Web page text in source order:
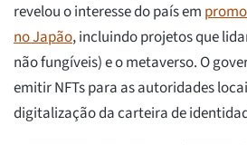
revelou o interesse do país em
no Japão, incluindo projetos que
não fungíveis) e o metaverso. O
emitir NFTs para as autoridades
digitalização da carteira de